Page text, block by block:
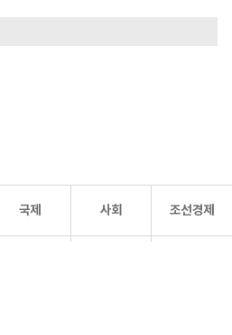
국제 사회 조선경제